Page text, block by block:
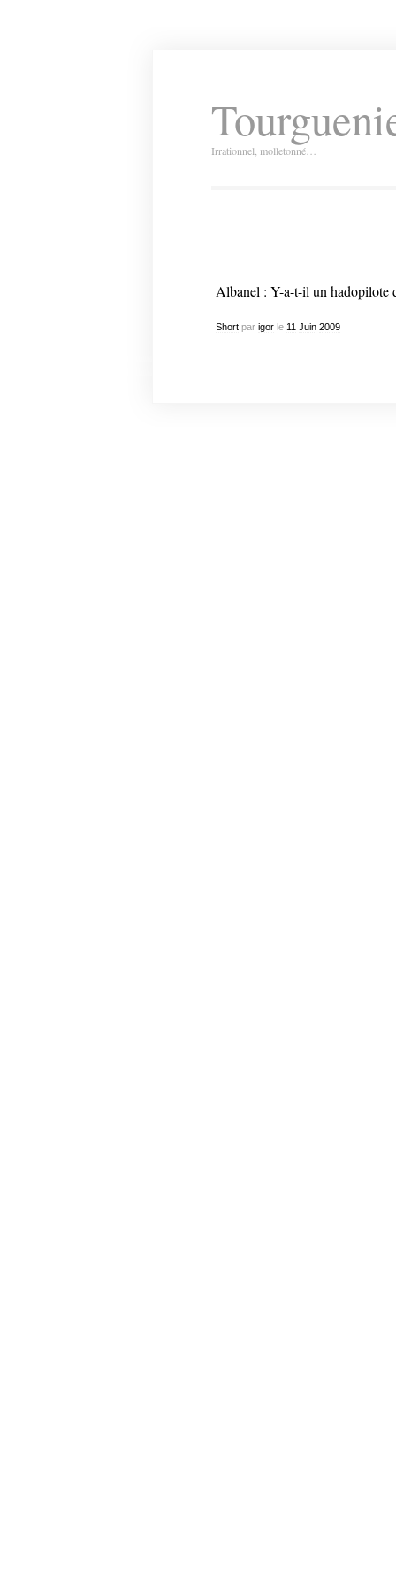
Irrationnel, molletonné…
Albanel : Y-a-t-il un hadopilote
Shortpar igorle 11 Juin 2009